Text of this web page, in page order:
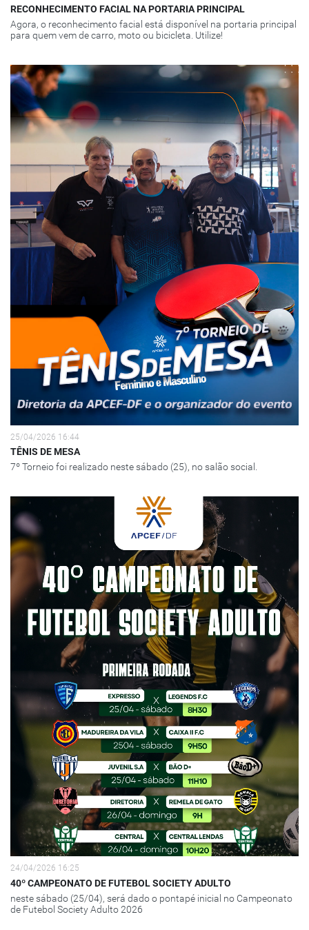
RECONHECIMENTO FACIAL NA PORTARIA PRINCIPAL
Agora, o reconhecimento facial está disponível na portaria principal
para quem vem de carro, moto ou bicicleta. Utilize!
25/04/2026 16:44
TÊNIS DE MESA
7º Torneio foi realizado neste sábado (25), no salão social.
24/04/2026 16:25
40º CAMPEONATO DE FUTEBOL SOCIETY ADULTO
neste sábado (25/04), será dado o pontapé inicial no Campeonato
de Futebol Society Adulto 2026